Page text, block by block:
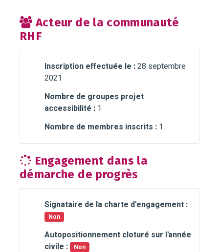
Acteur de la communauté
RHF
Inscription effectuée le :28 septembre
2021
Nombre de groupes projet
accessibilité : 1
Nombre de membres inscrits : 1
Engagement dans la
démarche de progrès
Signataire de la charte d'engagement :
Non
Autopositionnement cloturé sur l'année
civile :
Non